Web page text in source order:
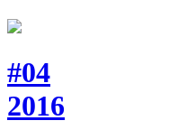
#04
2016